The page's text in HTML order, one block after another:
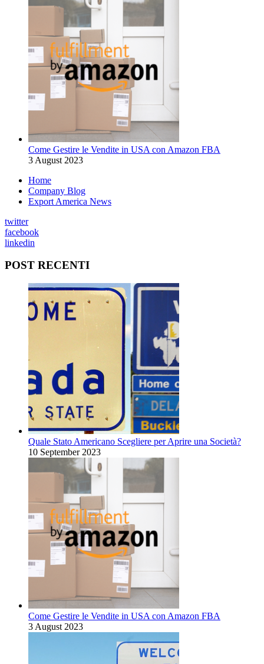
Come Gestire le Vendite in USA con Amazon FBA
3 August 2023
Home
Company Blog
Export America News
twitter
facebook
linkedin
POST RECENTI
Quale Stato Americano Scegliere per Aprire una Società?
10 September 2023
Come Gestire le Vendite in USA con Amazon FBA
3 August 2023